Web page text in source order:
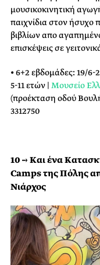
μουσικοκινητική
παιχνίδια στον ήσυχο
βιβλίων απο
επισκέψεις σε
• 6+2 εβδομάδες: 19/6-
5-11 ετών | Μουσείο
(προέκταση οδού
3312750
10 → Και ένα
Camps της Πόλης
Νιάρχος